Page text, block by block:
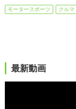
モータースポーツ クルマ
最新動画